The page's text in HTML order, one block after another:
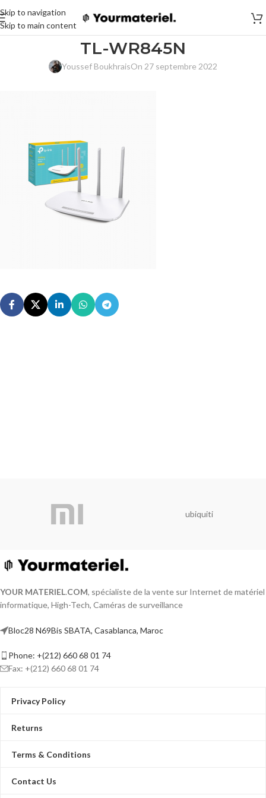
Skip to navigation
Skip to main content
TL-WR845N
Youssef BoukhraisOn 27 septembre 2022
ubiquiti
YOUR MATERIEL.COM, spécialiste de la vente sur Internet de matériel
informatique, High-Tech, Caméras de surveillance
Bloc28 N69Bis SBATA, Casablanca, Maroc
Phone: +(212) 660 68 01 74
Fax: +(212) 660 68 01 74
Privacy Policy
Returns
Terms & Conditions
Contact Us